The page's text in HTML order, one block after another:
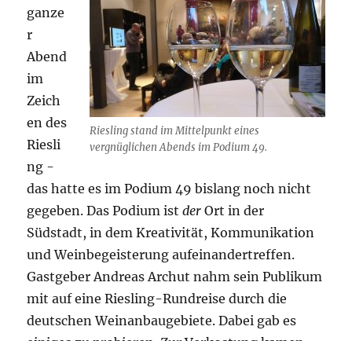
Riesling stand im Mittelpunkt eines
vergnüglichen Abends im Podium 49.
ganze
r
Abend
im
Zeich
en des
Riesli
ng -
das hatte es im Podium 49 bislang noch nicht
gegeben. Das Podium istder Ort in der
Südstadt, in dem Kreativität, Kommunikation
und Weinbegeisterung aufeinandertreffen.
Gastgeber Andreas Archut nahm sein Publikum
mit auf eine Riesling-Rundreise durch die
deutschen Weinanbaugebiete. Dabei gab es